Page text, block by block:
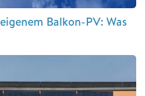
Balkon-PV: Was